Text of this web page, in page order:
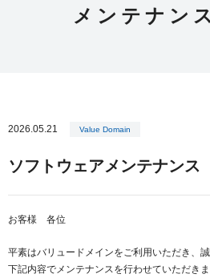
メンテナン
2026.05.21 Value Domain
ソフトウェアメンテナンス
お客様 各位
平素はバリュードメインをご利用いただき、
下記内容でメンテナンスを行わせていただきま